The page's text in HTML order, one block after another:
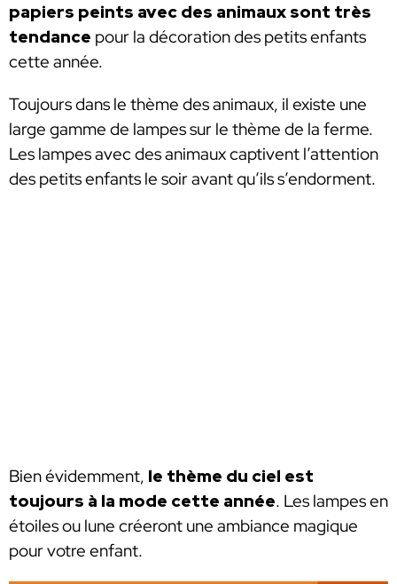
papiers peints avec des animaux sont très
tendance pour la décoration des petits enfants
cette année.
Toujours dans le thème des animaux, il existe une
large gamme de lampes sur le thème de la ferme.
Les lampes avec des animaux captivent l’attention
des petits enfants le soir avant qu’ils s’endorment.
Bien évidemment, le thème du ciel est
toujours à la mode cette année. Les lampes en
étoiles ou lune créeront une ambiance magique
pour votre enfant.